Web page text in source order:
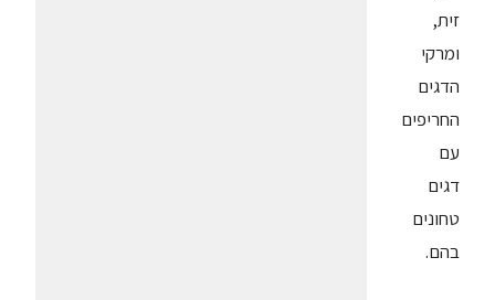
זית,
ומרקי
הדגים
החריפים
עם
דגים
טחונים
בהם.